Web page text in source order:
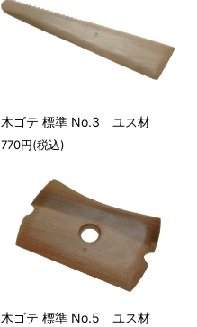
木ゴテ 標準 No.3 ユス材
770円(税込)
木ゴテ 標準 No.5 ユス材